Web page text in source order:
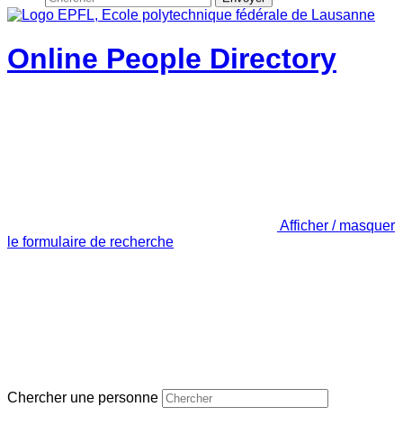
Online People Directory
Afficher / masquer
le formulaire de recherche
Chercher une personne